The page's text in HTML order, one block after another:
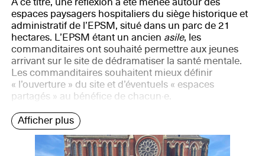
espaces paysagers hospitaliers du siège historique et
administratif de l’EPSM, situé dans un parc de 21
hectares. L’EPSM étant un ancien asile, les
commanditaires ont souhaité permettre aux jeunes
arrivant sur le site de dédramatiser la santé mentale.
Les commanditaires souhaitent mieux définir
« l’ouverture » du site et d’éventuels « espaces
partagés » au bénéfice de chacun·e.
Afficher plus